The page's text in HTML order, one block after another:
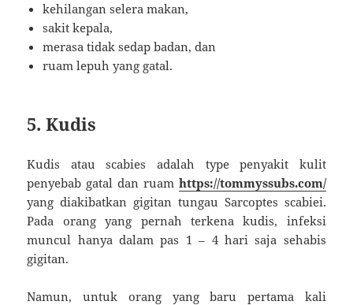
kehilangan selera makan,
sakit kepala,
merasa tidak sedap badan, dan
ruam lepuh yang gatal.
5. Kudis
Kudis atau scabies adalah type penyakit kulit
penyebab gatal dan ruam https://tommyssubs.com/
yang diakibatkan gigitan tungau Sarcoptes scabiei.
Pada orang yang pernah terkena kudis, infeksi
muncul hanya dalam pas 1 – 4 hari saja sehabis
gigitan.
Namun, untuk orang yang baru pertama kali